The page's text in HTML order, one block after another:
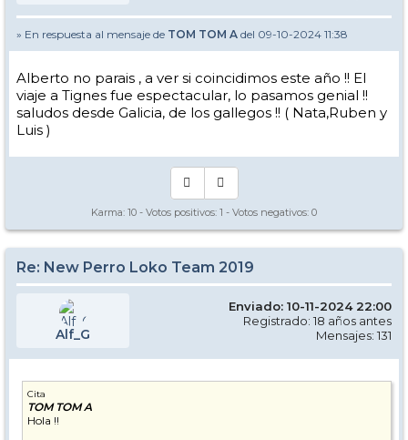
» En respuesta al mensaje de TOM TOM A del 09-10-2024 11:38
Alberto no parais , a ver si coincidimos este año !! El
viaje a Tignes fue espectacular, lo pasamos genial !!
saludos desde Galicia, de los gallegos !! ( Nata,Ruben y
Luis )
Karma: 10 - Votos positivos: 1 - Votos negativos: 0
Re: New Perro Loko Team 2019
Alf_G
Enviado: 10-11-2024 22:00
Registrado: 18 años antes
Mensajes: 131
Cita
TOM TOM A
Hola !!